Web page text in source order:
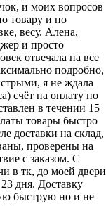
и моих вопросов
товару и по
весу. Алена,
и просто
отвечала на все
подробно,
я не ждала
счёт на оплату по
в течении 15
товары быстро
доставки на склад,
проверены на
с заказом. С
в тк, до моей двери
дня. Доставку
быструю но и не